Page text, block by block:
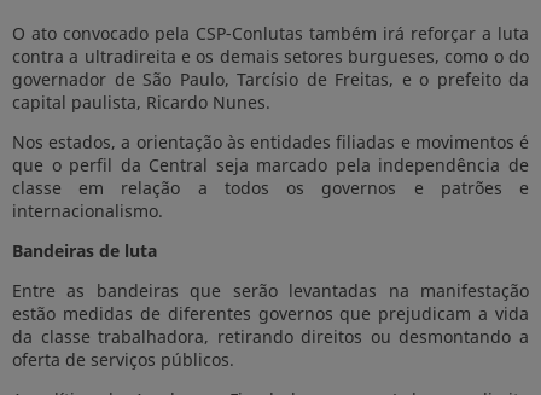
O ato convocado pela CSP-Conlutas também irá reforçar a luta
contra a ultradireita e os demais setores burgueses, como o do
governador de São Paulo, Tarcísio de Freitas, e o prefeito da
capital paulista, Ricardo Nunes.
Nos estados, a orientação às entidades filiadas e movimentos é
que o perfil da Central seja marcado pela independência de
classe em relação a todos os governos e patrões e
internacionalismo.
Bandeiras de luta
Entre as bandeiras que serão levantadas na manifestação
estão medidas de diferentes governos que prejudicam a vida
da classe trabalhadora, retirando direitos ou desmontando a
oferta de serviços públicos.